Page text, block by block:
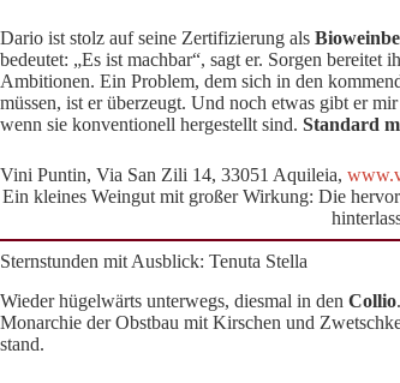
Dario ist stolz auf seine Zertifizierung als
bedeutet: „Es ist machbar“, sagt er. Sorgen
Ambitionen. Ein Problem, dem sich in den
müssen, ist er überzeugt. Und noch etwas gibt er
wenn sie konventionell hergestellt sind. Standard
Vini Puntin, Via San Zili 14, 33051 Aquileia,
Ein kleines Weingut mit großer Wirkung: Die
Sternstunden mit Ausblick: Tenuta Stella
Wieder hügelwärts unterwegs, diesmal in den Collio
Monarchie der Obstbau mit Kirschen und
stand.